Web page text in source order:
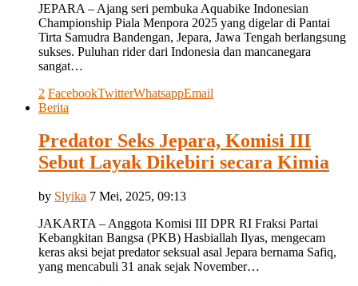
JEPARA – Ajang seri pembuka Aquabike Indonesian
Championship Piala Menpora 2025 yang digelar di Pantai
Tirta Samudra Bandengan, Jepara, Jawa Tengah berlangsung
sukses. Puluhan rider dari Indonesia dan mancanegara
sangat…
2 FacebookTwitterWhatsappEmail
Berita
Predator Seks Jepara, Komisi III
Sebut Layak Dikebiri secara Kimia
by Slyika 7 Mei, 2025, 09:13
JAKARTA – Anggota Komisi III DPR RI Fraksi Partai
Kebangkitan Bangsa (PKB) Hasbiallah Ilyas, mengecam
keras aksi bejat predator seksual asal Jepara bernama Safiq,
yang mencabuli 31 anak sejak November…